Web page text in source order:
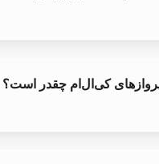
پروازهای کی‌ال‌ام چقدر است؟